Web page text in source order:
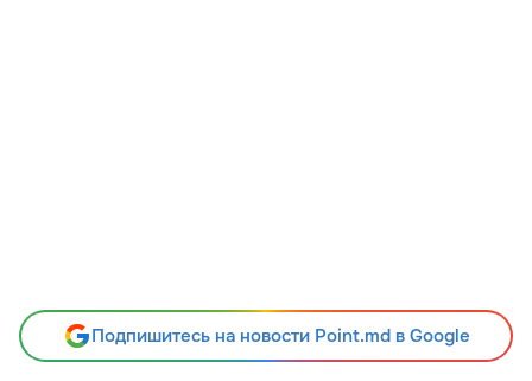
Подпишитесь на новости Point.md в Google